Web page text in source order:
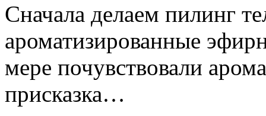
Сначала делаем пилинг
ароматизированные
мере почувствовали
присказка…